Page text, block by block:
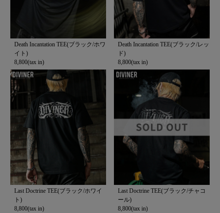
Death Incantation TEE(ブラック/ホワ
イト)
8,800(tax in)
Death Incantation TEE(ブラック/レッ
ド)
8,800(tax in)
Last Doctrine TEE(ブラック/ホワイ
ト)
8,800(tax in)
Last Doctrine TEE(ブラック/チャコ
ール)
8,800(tax in)